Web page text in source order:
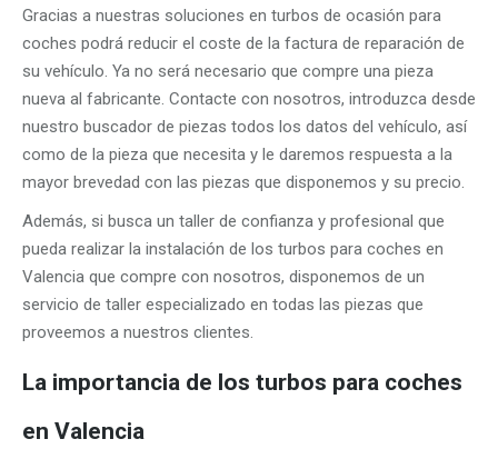
Gracias a nuestras soluciones en turbos de ocasión para
coches podrá reducir el coste de la factura de reparación de
su vehículo. Ya no será necesario que compre una pieza
nueva al fabricante. Contacte con nosotros, introduzca desde
nuestro buscador de piezas todos los datos del vehículo, así
como de la pieza que necesita y le daremos respuesta a la
mayor brevedad con las piezas que disponemos y su precio.
Además, si busca un taller de confianza y profesional que
pueda realizar la instalación de los turbos para coches en
Valencia que compre con nosotros, disponemos de un
servicio de taller especializado en todas las piezas que
proveemos a nuestros clientes.
La importancia de los turbos para coches
en Valencia